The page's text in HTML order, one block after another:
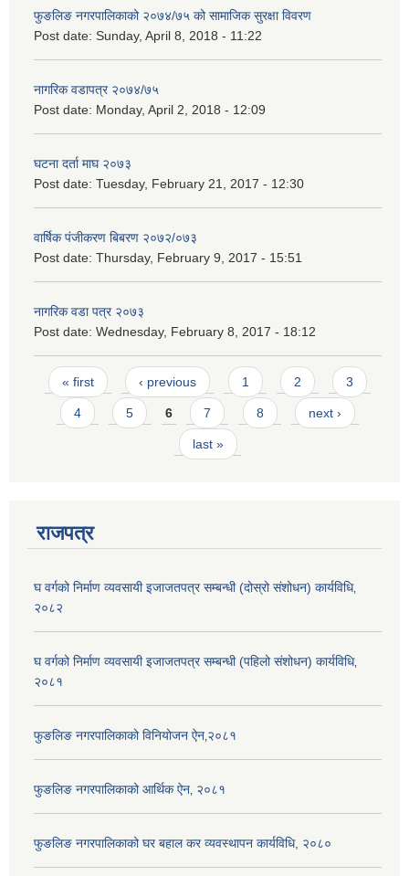
फुङलिङ नगरपालिकाको २०७४/७५ को सामाजिक सुरक्षा विवरण
Post date: Sunday, April 8, 2018 - 11:22
नागरिक वडापत्र २०७४/७५
Post date: Monday, April 2, 2018 - 12:09
घटना दर्ता माघ २०७३
Post date: Tuesday, February 21, 2017 - 12:30
वार्षिक पंजीकरण बिबरण २०७२/०७३
Post date: Thursday, February 9, 2017 - 15:51
नागरिक वडा पत्र २०७३
Post date: Wednesday, February 8, 2017 - 18:12
Pages
« first ‹ previous 1 2 3
4 5 6 7 8 next ›
last »
राजपत्र
घ वर्गको निर्माण व्यवसायी इजाजतपत्र सम्बन्धी (दोस्रो संशोधन) कार्यविधि‚
२०८२
घ वर्गको निर्माण व्यवसायी इजाजतपत्र सम्बन्धी (पहिलो संशोधन) कार्यविधि‚
२०८१
फुङलिङ नगरपालिकाको विनियोजन ऐन‚२०८१
फुङलिङ नगरपालिकाको आर्थिक ऐन‚ २०८१
फुङलिङ नगरपालिकाको घर बहाल कर व्यवस्थापन कार्यविधि, २०८०